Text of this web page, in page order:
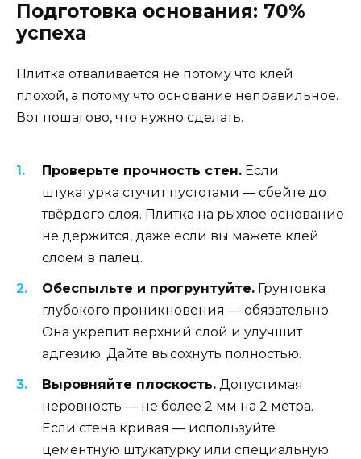
Подготовка основания: 70%
успеха
Плитка отваливается не потому что клей
плохой, а потому что основание неправильное.
Вот пошагово, что нужно сделать.
Проверьте прочность стен. Если
штукатурка стучит пустотами — сбейте до
твёрдого слоя. Плитка на рыхлое основание
не держится, даже если вы мажете клей
слоем в палец.
Обеспыльте и прогрунтуйте. Грунтовка
глубокого проникновения — обязательно.
Она укрепит верхний слой и улучшит
адгезию. Дайте высохнуть полностью.
Выровняйте плоскость. Допустимая
неровность — не более 2 мм на 2 метра.
Если стена кривая — используйте
цементную штукатурку или специальную